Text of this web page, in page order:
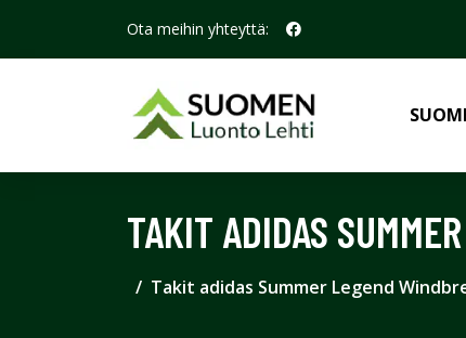
Ota meihin yhteyttä:
TAKIT ADIDAS
Takit adidas Summer Legend